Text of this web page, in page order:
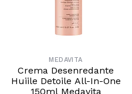
MEDAVITA
Crema Desenredante
Huiile Detoile All-In-One
150ml Medavita